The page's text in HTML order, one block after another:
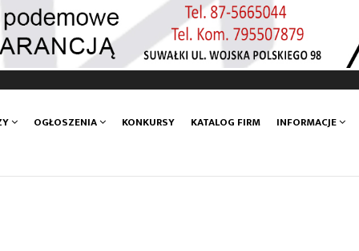
OGŁOSZENIA KONKURSY KATALOG FIRM INFORMACJE